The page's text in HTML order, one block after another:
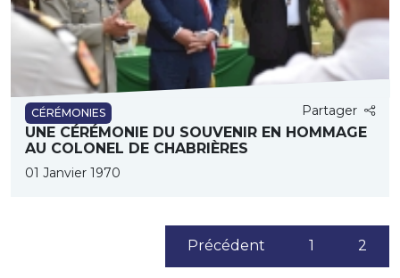
CÉRÉMONIES Partager
UNE CÉRÉMONIE DU SOUVENIR EN HOMMAGE
AU COLONEL DE CHABRIÈRES
01 Janvier 1970
Précédent 1 2